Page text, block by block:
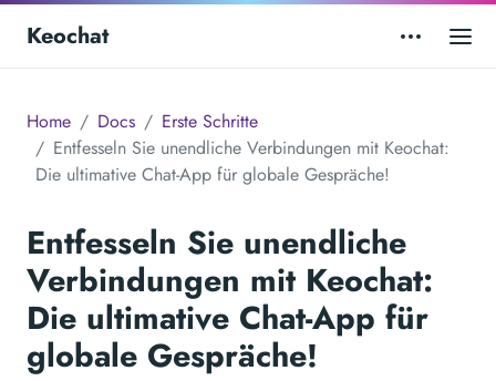
Keochat
Home Docs
Erste Schritte
Entfesseln Sie unendliche Verbindungen mit Keochat:
Die ultimative Chat-App für globale Gespräche!
Entfesseln Sie unendliche
Verbindungen mit Keochat:
Die ultimative Chat-App für
globale Gespräche!